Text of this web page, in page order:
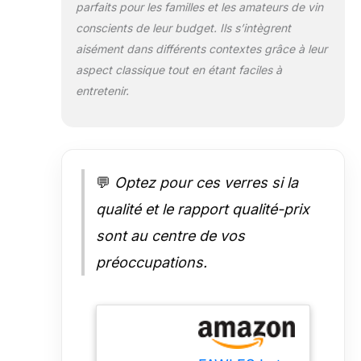
ces verres à vin
rouge. Grâce à
renforcée, ces
verres à vin sont
professionnels
ou bar : chacun
de nos verres à
vin a un bol de
taille moyenne
concentrer les
arômes délicats.
parfaits pour les familles et les amateurs de vin
conscients de leur budget. Ils s’intègrent
aisément dans différents contextes grâce à leur
aspect classique tout en étant faciles à
entretenir.
💬 Optez pour ces verres si la
qualité et le rapport qualité-prix
sont au centre de vos
préoccupations.